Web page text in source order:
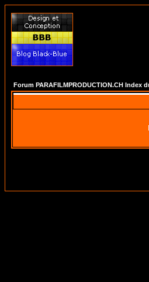
Forum PARAFILMPRODUCTION.CH Index